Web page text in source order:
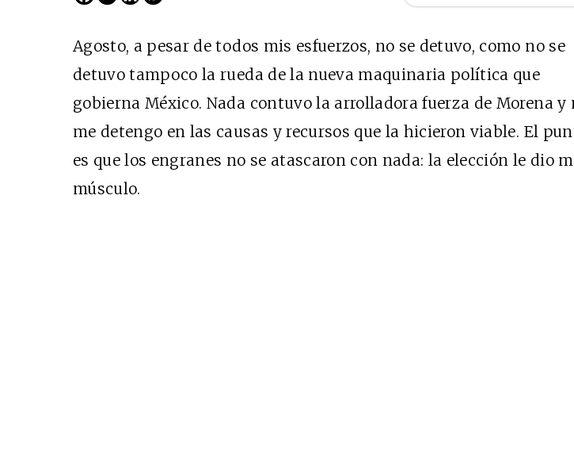
Agosto, a pesar de todos mis esfuerzos, no se detuvo, como no se
detuvo tampoco la rueda de la nueva maquinaria política que
gobierna México. Nada contuvo la arrolladora fuerza de Morena y
me detengo en las causas y recursos que la hicieron viable. El
es que los engranes no se atascaron con nada: la elección le dio
músculo.